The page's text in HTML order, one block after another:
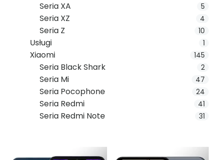
Seria XA 5
Seria XZ 4
Seria Z 10
Usługi 1
Xiaomi 145
Seria Black Shark 2
Seria Mi 47
Seria Pocophone 24
Seria Redmi 41
Seria Redmi Note 31